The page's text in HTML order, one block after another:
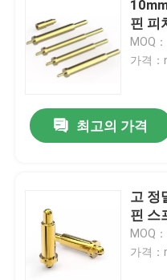
정밀 CNC 부품
사출 금형 부품
전동 나사 돌리개 세트
핀 피
MOQ
가격
최고의 가격
고 정
핀 스
MOQ
가격